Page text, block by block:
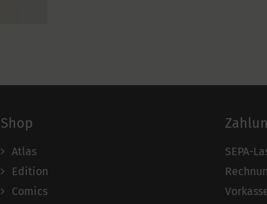
Shop
Atlas
Edition
Comics
SEPA-